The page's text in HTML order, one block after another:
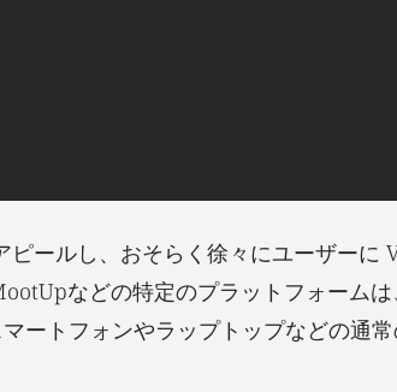
ピールし、おそらく徐々にユーザーに
などの特定のプラットフォーム
ートフォンやラップトップなどの通